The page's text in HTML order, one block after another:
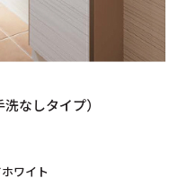
なしタイプ）
ワイト